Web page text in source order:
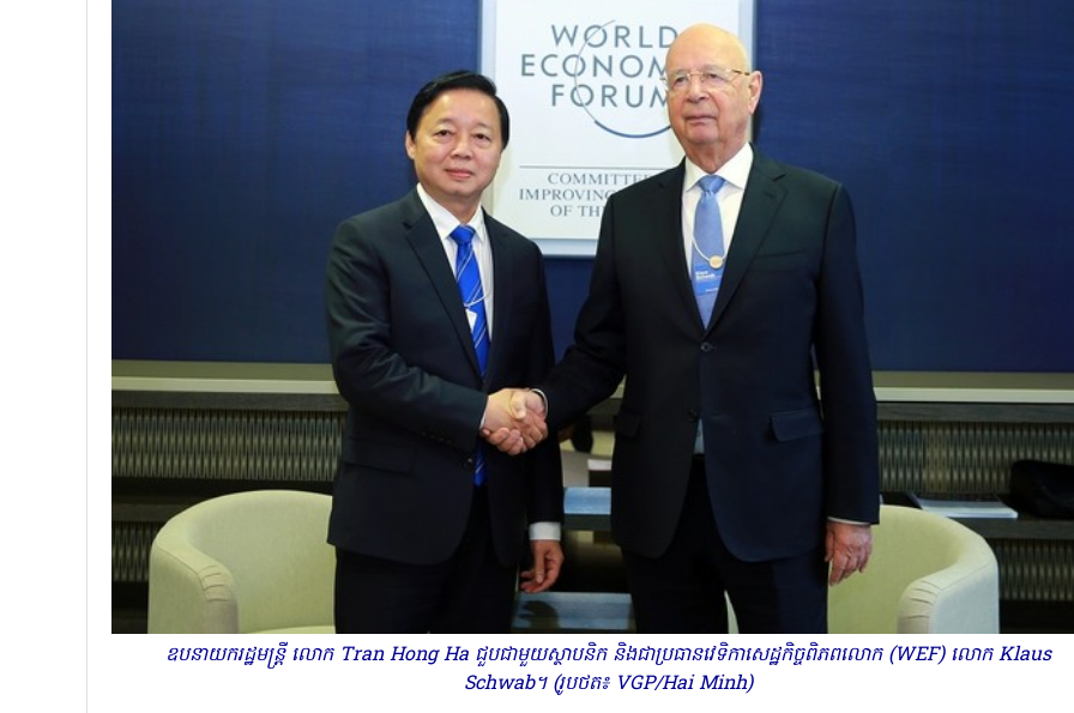
ឧបនាយករដ្ឋមន្ត្រី លោក Tran Hong Ha ជួបជាមួយស្ថាបនិក និងជាប្រធានវេទិកាសេដ្ឋកិច្ចពិភពលោក (WEF) លោក Klaus
Schwab។ (រូបថត៖ VGP/Hai Minh)